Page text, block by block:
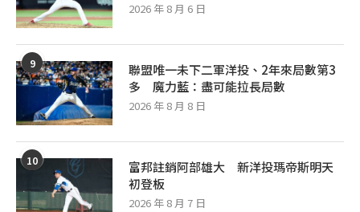
2026 年 8 月 6 日
9
聯盟唯一未下二軍洋投、2年來局數第3
多 魔力藍：盡可能拉長局數
2026 年 8 月 8 日
10
富邦註銷阿部雄大 新洋投瑪帝斯明天
初登板
2026 年 8 月 7 日